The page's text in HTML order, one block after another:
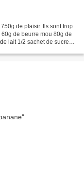
de plaisir. Ils sont trop
de beurre mou 80g de
lait 1/2 sachet de sucre